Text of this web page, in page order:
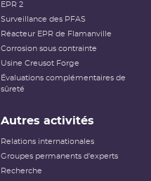
EPR 2
Surveillance des PFAS
Réacteur EPR de Flamanville
Corrosion sous contrainte
Usine Creusot Forge
Évaluations complémentaires de
sûreté
Autres activités
Relations internationales
Groupes permanents d'experts
Recherche